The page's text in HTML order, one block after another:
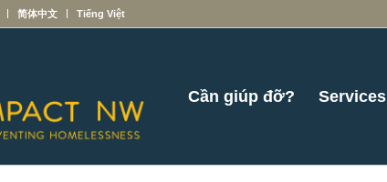
简体中文 Tiếng Việt
Cần giúp đỡ? Services